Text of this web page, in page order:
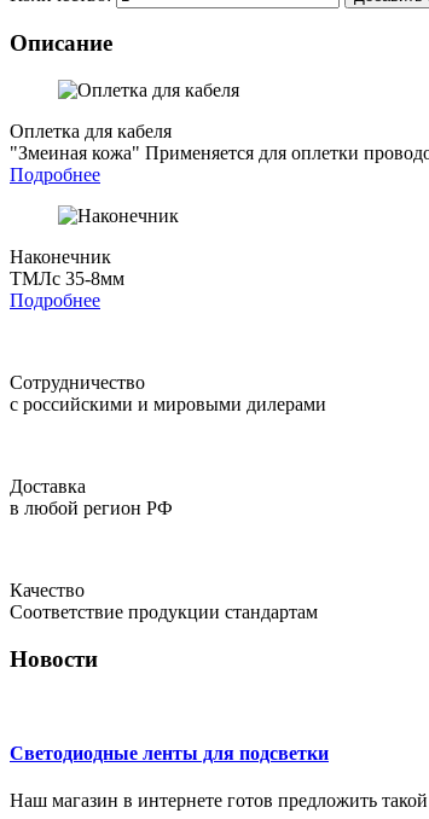
Описание
Оплетка для кабеля
"Змеиная кожа" Применяется для оплетки
Подробнее
Наконечник
ТМЛс 35-8мм
Подробнее
Сотрудничество
с российскими и мировыми дилерами
Доставка
в любой регион РФ
Качество
Соответствие продукции стандартам
Новости
Светодиодные ленты для подсветки
Наш магазин в интернете готов предложить